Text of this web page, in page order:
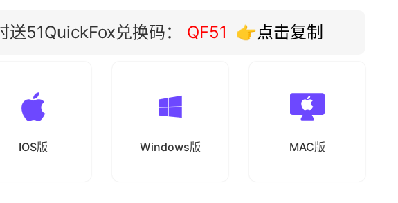
51QuickFox兑换码： QF51 👉点击复制
IOS版 Windows版 MAC版